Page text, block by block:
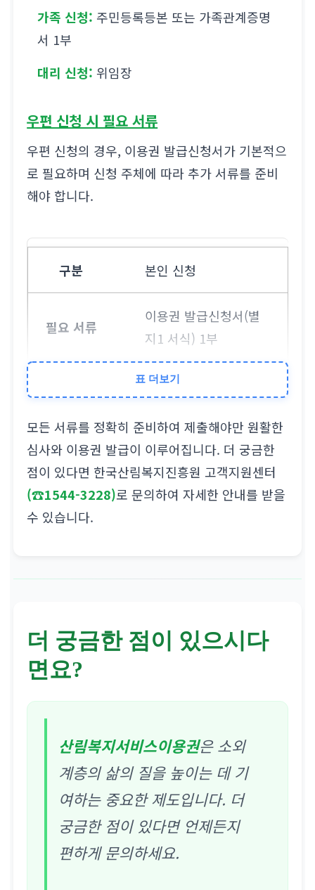
가족 신청: 주민등록등본 또는 가족관계증명
서 1부
대리 신청: 위임장
우편 신청 시 필요 서류
우편 신청의 경우, 이용권 발급신청서가 기본적으
로 필요하며 신청 주체에 따라 추가 서류를 준비
해야 합니다.
본인 신청
이용권 발급신청서(별
지1 서식) 1부
가족 신청
이용권 발급신청서(별
지1 서식) 1부, 주민등
록등본 또는 가족관계증
명서 1부
지1 또는 별지2 서식) 1
부, 위임장(별지3 서식)
표 더보기
모든 서류를 정확히 준비하여 제출해야만 원활한
심사와 이용권 발급이 이루어집니다. 더 궁금한
점이 있다면 한국산림복지진흥원 고객지원센터
(☎1544-3228)로 문의하여 자세한 안내를 받을
수 있습니다.
더 궁금한 점이 있으시다
면요?
산림복지서비스이용권은 소외
계층의 삶의 질을 높이는 데 기
여하는 중요한 제도입니다. 더
궁금한 점이 있다면 언제든지
편하게 문의하세요.